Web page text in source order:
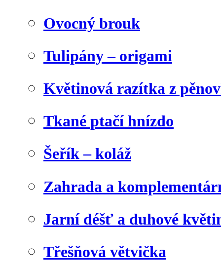
Ovocný brouk
Tulipány – origami
Květinová razítka z
Tkané ptačí hnízdo
Šeřík – koláž
Zahrada a
Jarní déšť a duhové
Třešňová větvička